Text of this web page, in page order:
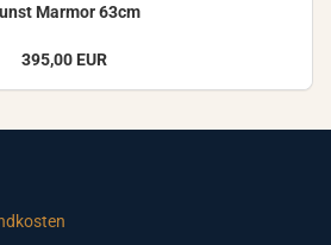
Mar­mor 63cm
395,00 EUR